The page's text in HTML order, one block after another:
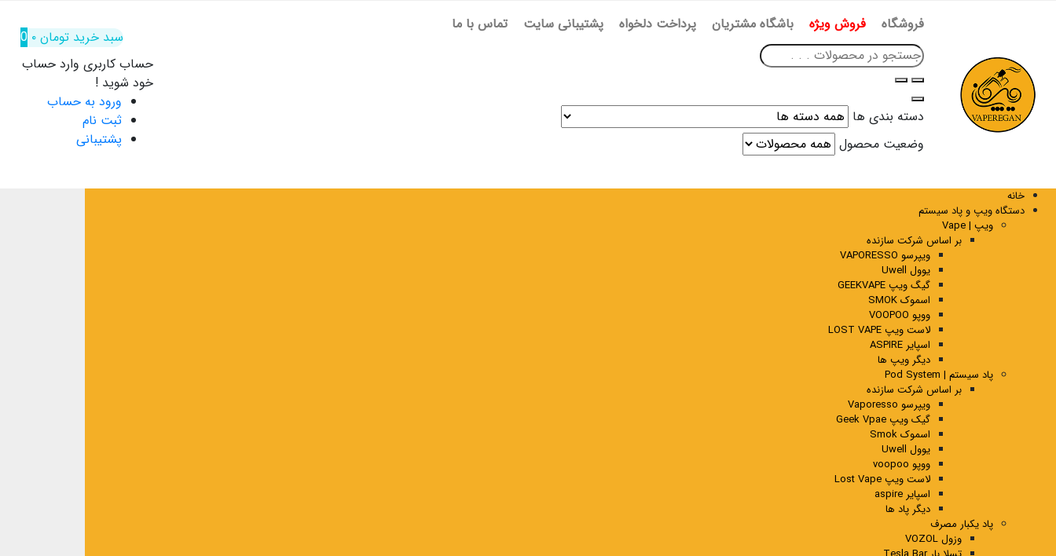
فروشگاه فروش ویژه باشگاه مشتریان پرداخت دلخواه پشتیبانی سایت تماس با ما
دسته بندی ها
وضعیت محصول
سبد خرید تومان۰
0
حساب کاربری وارد حساب
خود شوید !
ورود به حساب
ثبت نام
پشتیبانی
خانه
دستگاه ویپ و پاد سیستم
ویپ | Vape
بر اساس شرکت سازنده
ویپرسو VAPORESSO
یوول Uwell
گیگ ویپ GEEKVAPE
اسموک SMOK
ووپو VOOPOO
لاست ویپ LOST VAPE
اسپایر ASPIRE
دیگر ویپ ها
پاد سیستم | Pod System
بر اساس شرکت سازنده
ویپرسو Vaporesso
گیک ویپ Geek Vpae
اسموک Smok
یوول Uwell
ووپو voopoo
لاست ویپ Lost Vape
اسپایر aspire
دیگر پاد ها
پاد یکبار مصرف
وزول VOZOL